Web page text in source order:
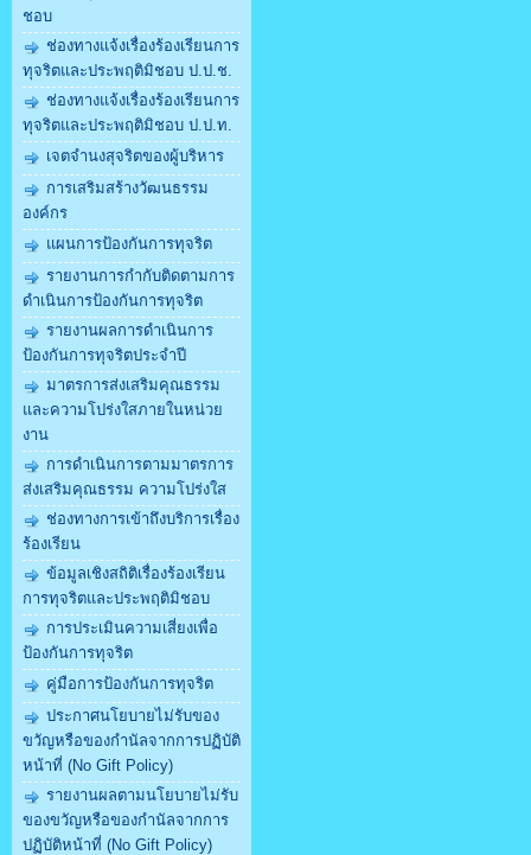
ชอบ
ช่องทางแจ้งเรื่องร้องเรียนการ
ทุจริตและประพฤติมิชอบ ป.ป.ช.
ช่องทางแจ้งเรื่องร้องเรียนการ
ทุจริตและประพฤติมิชอบ ป.ป.ท.
เจตจำนงสุจริตของผู้บริหาร
การเสริมสร้างวัฒนธรรม
องค์กร
แผนการป้องกันการทุจริต
รายงานการกำกับติดตามการ
ดำเนินการป้องกันการทุจริต
รายงานผลการดำเนินการ
ป้องกันการทุจริตประจำปี
มาตรการส่งเสริมคุณธรรม
และความโปร่งใสภายในหน่วย
งาน
การดำเนินการตามมาตรการ
ส่งเสริมคุณธรรม ความโปร่งใส
ช่องทางการเข้าถึงบริการเรื่อง
ร้องเรียน
ข้อมูลเชิงสถิติเรื่องร้องเรียน
การทุจริตและประพฤติมิชอบ
การประเมินความเสี่ยงเพื่อ
ป้องกันการทุจริต
คู่มือการป้องกันการทุจริต
ประกาศนโยบายไม่รับของ
ขวัญหรือของกำนัลจากการปฏิบัติ
หน้าที่ (No Gift Policy)
รายงานผลตามนโยบายไม่รับ
ของขวัญหรือของกำนัลจากการ
ปฏิบัติหน้าที่ (No Gift Policy)